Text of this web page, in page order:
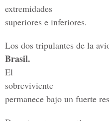
extremidades
superiores e inferiores.
Los dos tripulantes de la
Brasil.
El
sobreviviente
permanece bajo un fuerte